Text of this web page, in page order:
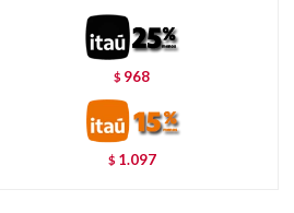
$ 968
$ 1.097